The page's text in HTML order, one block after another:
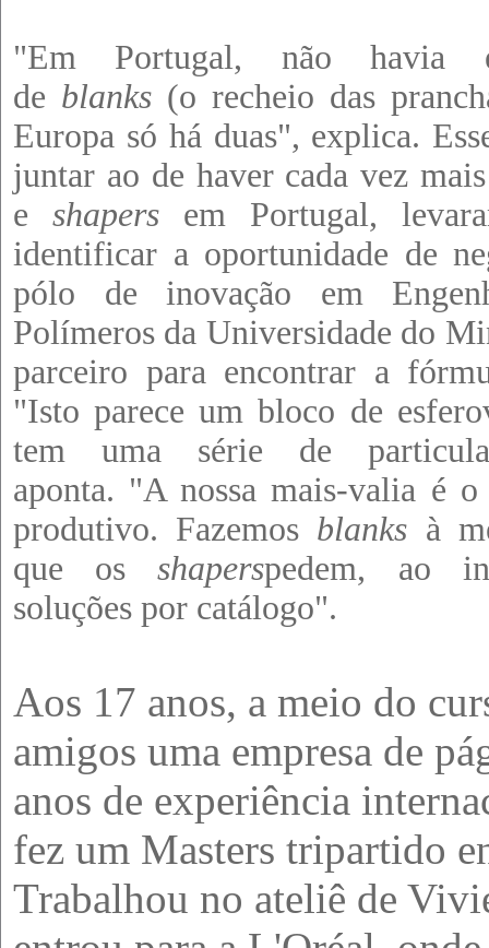
"Em Portugal, não havia
de blanks (o recheio das
Europa só há duas", explica.
juntar ao de haver cada vez
e
shapers
em Portugal,
identificar a oportunidade de
pólo de inovação em
Polímeros da Universidade do
parceiro para encontrar a
"Isto parece um bloco de
tem uma série de
aponta. "A nossa mais-valia é o
produtivo. Fazemos blanks à
que os
shaperspedem, ao
soluções por catálogo".
Aos 17 anos, a meio do
amigos uma empresa de
anos de experiência
fez um Masters tripartido
Trabalhou no ateliê de